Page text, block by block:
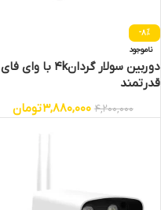
-8%
ناموجود
دوربین سولار گردان4k با وای فای
قدرتمند
4,200,000
3,880,000تومان